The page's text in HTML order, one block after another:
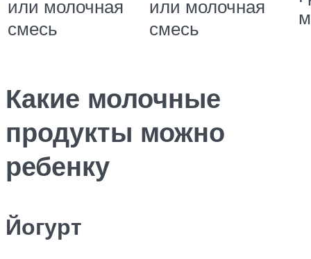
или молочная
смесь
или молочная
смесь
Какие молочные
продукты можно
ребенку
Йогурт